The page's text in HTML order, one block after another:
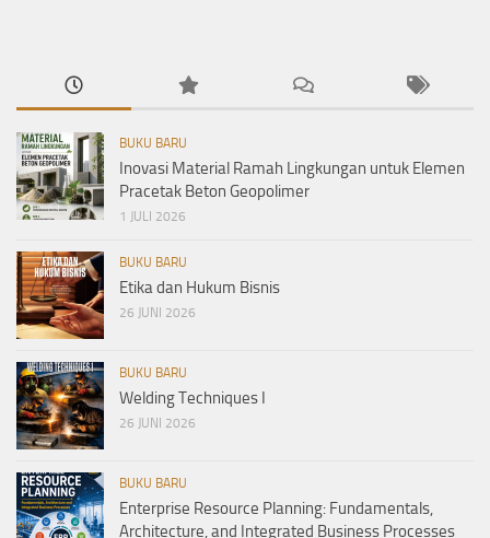
BUKU BARU
Inovasi Material Ramah Lingkungan untuk Elemen
Pracetak Beton Geopolimer
1 JULI 2026
BUKU BARU
Etika dan Hukum Bisnis
26 JUNI 2026
BUKU BARU
Welding Techniques I
26 JUNI 2026
BUKU BARU
Enterprise Resource Planning: Fundamentals,
Architecture, and Integrated Business Processes